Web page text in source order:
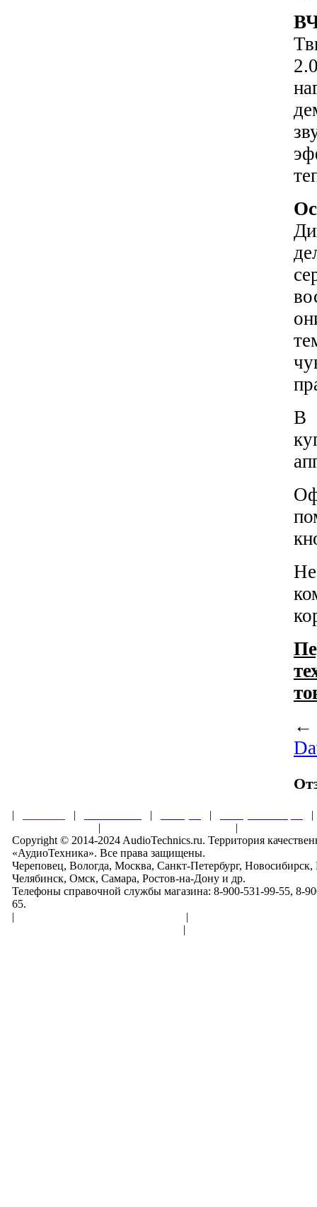
В
←
| | | |
|
|
Copyright © 2014-2024 AudioTechnics.ru. Территория
«АудиоТехника». Все права защищены.
Череповец, Вологда, Москва, Санкт-Петербург,
Челябинск, Омск, Самара, Ростов-на-Дону и др.
Телефоны справочной службы магазина: 8-900-531-99-55, 8-
65.
|
|
|